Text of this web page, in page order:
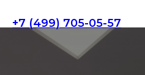
+7 (499) 705-05-57